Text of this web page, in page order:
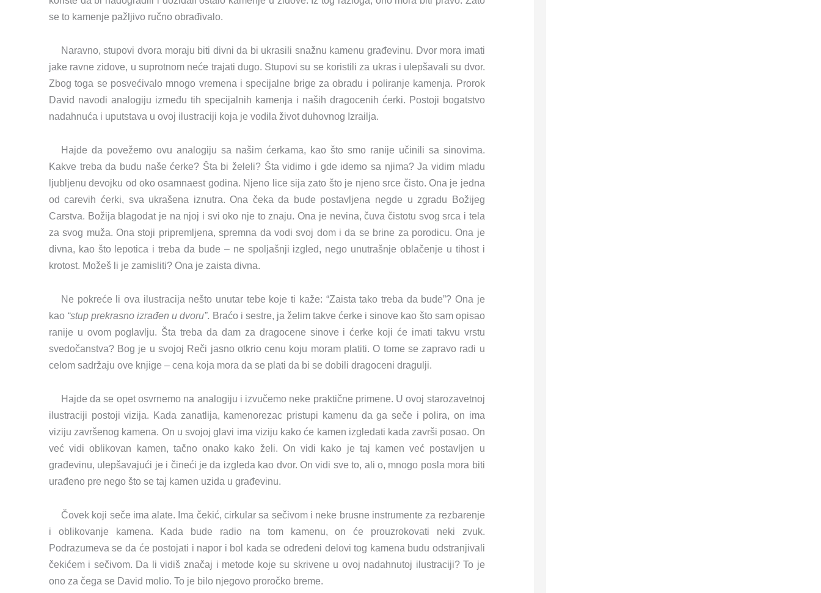
se to kamenje pažljivo ručno obrađivalo.
Naravno, stupovi dvora moraju biti divni da bi ukrasili snažnu kamenu građevinu. Dvor mora imati
jake ravne zidove, u suprotnom neće trajati dugo. Stupovi su se koristili za ukras i ulepšavali su dvor.
Zbog toga se posvećivalo mnogo vremena i specijalne brige za obradu i poliranje kamenja. Prorok
David navodi analogiju između tih specijalnih kamenja i naših dragocenih ćerki. Postoji bogatstvo
nadahnuća i uputstava u ovoj ilustraciji koja je vodila život duhovnog Izrailja.
Hajde da povežemo ovu analogiju sa našim ćerkama, kao što smo ranije učinili sa sinovima.
Kakve treba da budu naše ćerke? Šta bi želeli? Šta vidimo i gde idemo sa njima? Ja vidim mladu
ljubljenu devojku od oko osamnaest godina. Njeno lice sija zato što je njeno srce čisto. Ona je jedna
od carevih ćerki, sva ukrašena iznutra. Ona čeka da bude postavljena negde u zgradu Božijeg
Carstva. Božija blagodat je na njoj i svi oko nje to znaju. Ona je nevina, čuva čistotu svog srca i tela
za svog muža. Ona stoji pripremljena, spremna da vodi svoj dom i da se brine za porodicu. Ona je
divna, kao što lepotica i treba da bude – ne spoljašnji izgled, nego unutrašnje oblačenje u tihost i
krotost. Možeš li je zamisliti? Ona je zaista divna.
Ne pokreće li ova ilustracija nešto unutar tebe koje ti kaže: “Zaista tako treba da bude”? Ona je
kao “stup prekrasno izrađen u dvoru”. Braćo i sestre, ja želim takve ćerke i sinove kao što sam opisao
ranije u ovom poglavlju. Šta treba da dam za dragocene sinove i ćerke koji će imati takvu vrstu
svedočanstva? Bog je u svojoj Reči jasno otkrio cenu koju moram platiti. O tome se zapravo radi u
celom sadržaju ove knjige – cena koja mora da se plati da bi se dobili dragoceni dragulji.
Hajde da se opet osvrnemo na analogiju i izvučemo neke praktične primene. U ovoj starozavetnoj
ilustraciji postoji vizija. Kada zanatlija, kamenorezac pristupi kamenu da ga seče i polira, on ima
viziju završenog kamena. On u svojoj glavi ima viziju kako će kamen izgledati kada završi posao. On
već vidi oblikovan kamen, tačno onako kako želi. On vidi kako je taj kamen već postavljen u
građevinu, ulepšavajući je i čineći je da izgleda kao dvor. On vidi sve to, ali o, mnogo posla mora biti
urađeno pre nego što se taj kamen uzida u građevinu.
Čovek koji seče ima alate. Ima čekić, cirkular sa sečivom i neke brusne instrumente za rezbarenje
i oblikovanje kamena. Kada bude radio na tom kamenu, on će prouzrokovati neki zvuk.
Podrazumeva se da će postojati i napor i bol kada se određeni delovi tog kamena budu odstranjivali
čekićem i sečivom. Da li vidiš značaj i metode koje su skrivene u ovoj nadahnutoj ilustraciji? To je
ono za čega se David molio. To je bilo njegovo proročko breme.